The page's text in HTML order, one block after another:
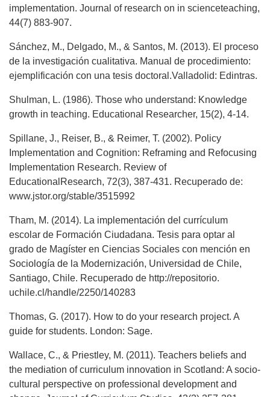
implementation. Journal of research on in scienceteaching,
44(7) 883-907.
Sánchez, M., Delgado, M., & Santos, M. (2013). El proceso
de la investigación cualitativa. Manual de procedimiento:
ejemplificación con una tesis doctoral.Valladolid: Edintras.
Shulman, L. (1986). Those who understand: Knowledge
growth in teaching. Educational Researcher, 15(2), 4-14.
Spillane, J., Reiser, B., & Reimer, T. (2002). Policy
Implementation and Cognition: Reframing and Refocusing
Implementation Research. Review of
EducationalResearch, 72(3), 387-431. Recuperado de:
www.jstor.org/stable/3515992
Tham, M. (2014). La implementación del currículum
escolar de Formación Ciudadana. Tesis para optar al
grado de Magíster en Ciencias Sociales con mención en
Sociología de la Modernización, Universidad de Chile,
Santiago, Chile. Recuperado de http://repositorio.
uchile.cl/handle/2250/140283
Thomas, G. (2017). How to do your research project. A
guide for students. London: Sage.
Wallace, C., & Priestley, M. (2011). Teachers beliefs and
the mediation of curriculum innovation in Scotland: A socio-
cultural perspective on professional development and